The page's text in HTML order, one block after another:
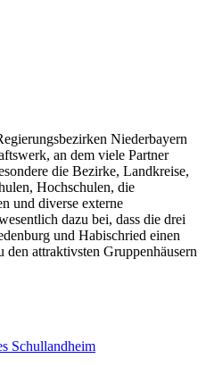
Niederbayern
an dem viele Partner
die Bezirke, Landkreise,
Hochschulen, die
und diverse externe
dazu bei, dass die drei
und Habischried einen
den attraktivsten Gruppenhäusern
Schullandheim